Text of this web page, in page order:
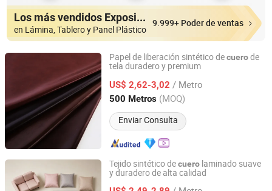
Los más vendidos Expositores
en Lámina, Tablero y Panel Plástico
9.999+ Poder de ventas
Papel de liberación sintético decuerode
tela duradero y premium
US$ 2,62-3,02 / Metro
500 Metros (MOQ)
Enviar Consulta
Zhejiang Minfeng Chemistry Co., Ltd
Zhejiang, China Desde 2026
Tejido sintético decuero laminado suave
y duradero de alta calidad
Zhejiang Minfeng Chemistry Co., Ltd